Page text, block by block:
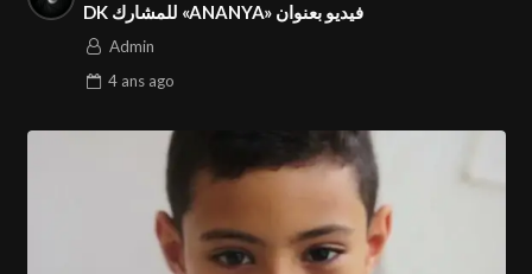
DK للمشارك «ANANYA» فيديو بعنوان
Admin
4 ans ago